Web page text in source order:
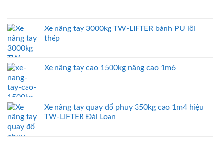
Xe nâng tay 3000kg TW-LIFTER bánh PU lỗi
thép
Xe nâng tay cao 1500kg nâng cao 1m6
Xe nâng tay quay đổ phuy 350kg cao 1m4 hiệu
TW-LIFTER Đài Loan